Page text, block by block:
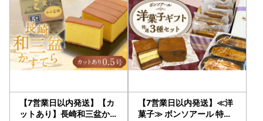
【7営業日以内発送】【カ
ットあり】長崎和三盆かす
【7営業日以内発送】≪洋
菓子≫ ボンソアール 特選